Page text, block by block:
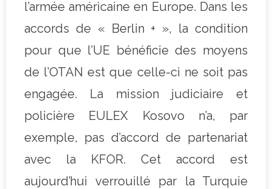
l’armée américaine en Europe. Dans les
accords de « Berlin + », la condition
pour que l’UE bénéficie des moyens
de l’OTAN est que celle-ci ne soit pas
engagée. La mission judiciaire et
policière EULEX Kosovo n’a, par
exemple, pas d’accord de partenariat
avec la KFOR. Cet accord est
aujourd’hui verrouillé par la Turquie